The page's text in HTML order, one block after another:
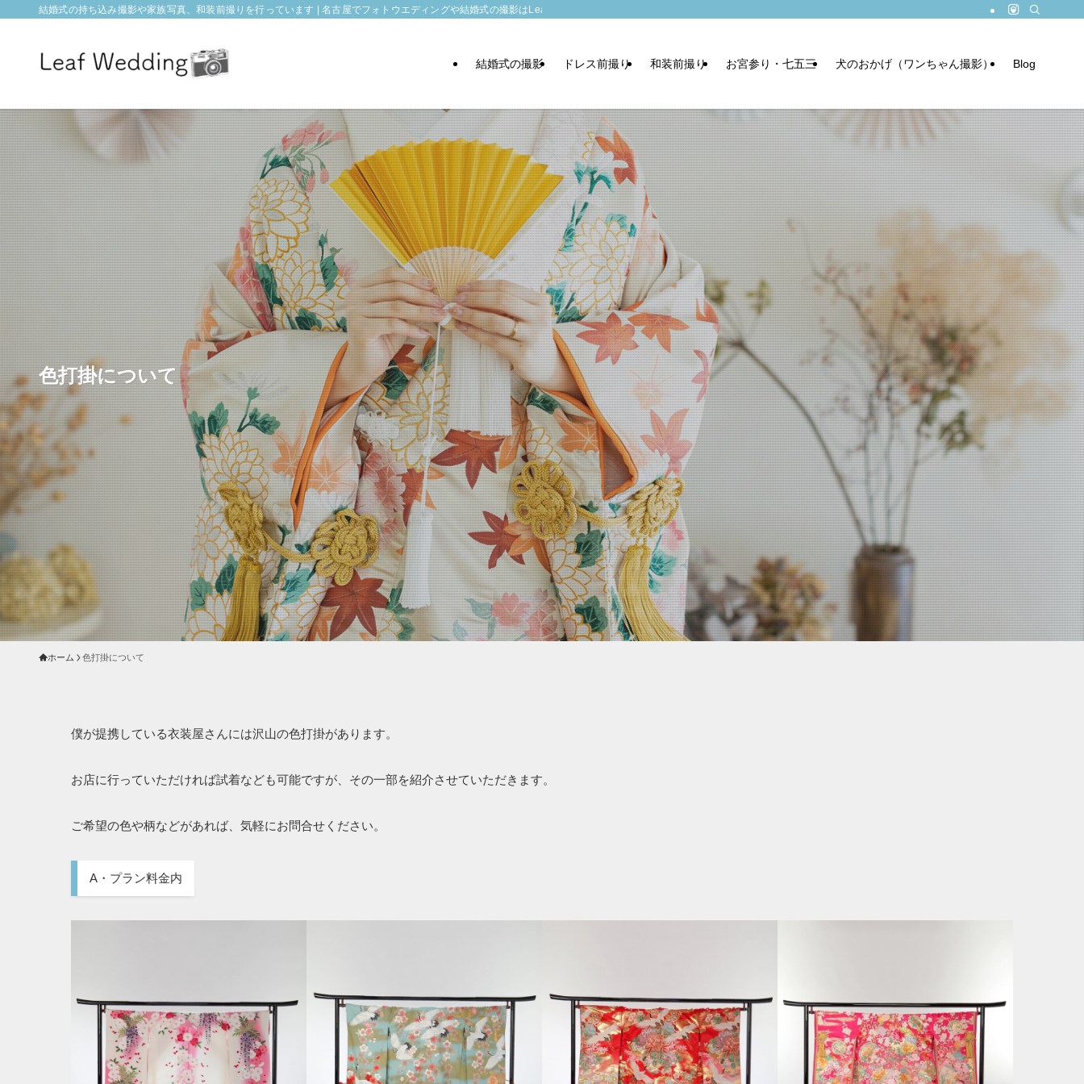
結婚式の持ち込み撮影や家族写真、和装前撮りを行っています | 名古屋でフォトウエディングや結婚式の撮影はLeaf wedding
結婚式の撮影 ドレス前撮り 和装前撮り お宮参り・七五三 犬のおかげ（ワンちゃん撮影） Blog
色打掛について
ホーム 色打掛について
僕が提携している衣装屋さんには沢山の色打掛があります。
お店に行っていただければ試着なども可能ですが、その一部を紹介させていただきます。
ご希望の色や柄などがあれば、気軽にお問合せください。
A・プラン料金内